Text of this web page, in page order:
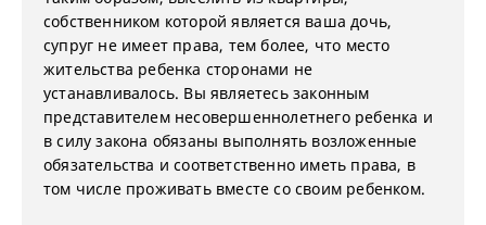
собственником которой является ваша дочь,
супруг не имеет права, тем более, что место
жительства ребенка сторонами не
устанавливалось. Вы являетесь законным
представителем несовершеннолетнего ребенка и
в силу закона обязаны выполнять возложенные
обязательства и соответственно иметь права, в
том числе проживать вместе со своим ребенком.